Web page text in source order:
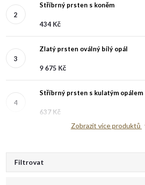
Stříbrný prsten s koněm
434 Kč
Zlatý prsten oválný bílý opál
9 675 Kč
Stříbrný prsten s kulatým opálem
637 Kč
Zobrazit více produktů
Filtrovat
V